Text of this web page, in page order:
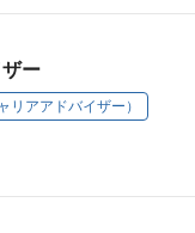
ー
リアアドバイザー）